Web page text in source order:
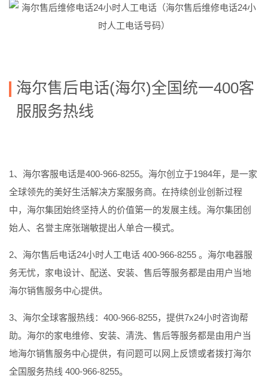
海尔售后电话(海尔)全国统一400客
服服务热线
1、海尔客服电话是400-966-8255。海尔创立于1984年，是一家
全球领先的美好生活解决方案服务商。在持续创业创新过程
中，海尔集团始终坚持人的价值第一的发展主线。海尔集团创
始人、名誉主席张瑞敏提出人单合一模式。
2、海尔售后电话24小时人工电话 400-966-8255 。海尔电器服
务无忧，家电设计、配送、安装、售后等服务都是由用户当地
海尔销售服务中心提供。
3、海尔全球客服热线：400-966-8255，提供7x24小时咨询帮
助。海尔的家电维修、安装、清洗、售后等服务都是由用户当
地海尔销售服务中心提供，有问题可以网上反馈或者拨打海尔
全国服务热线 400-966-8255。